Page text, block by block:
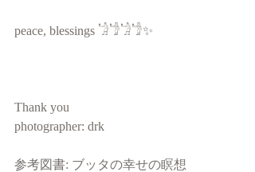
peace, blessings 𓁋𓁙𓁋𓁙✨
Thank you
photographer: drk
参考図書: ブッタの幸せの瞑想